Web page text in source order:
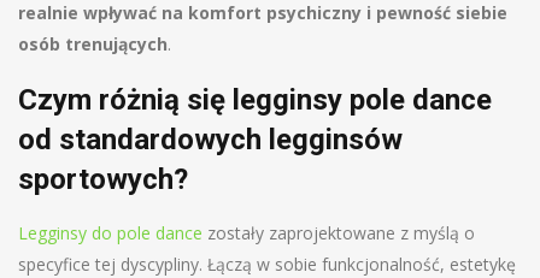
realnie wpływać na komfort psychiczny i pewność siebie
osób trenujących.
Czym różnią się legginsy pole dance
od standardowych legginsów
sportowych?
Legginsy do pole dance zostały zaprojektowane z myślą o
specyfice tej dyscypliny. Łączą w sobie funkcjonalność, estetykę